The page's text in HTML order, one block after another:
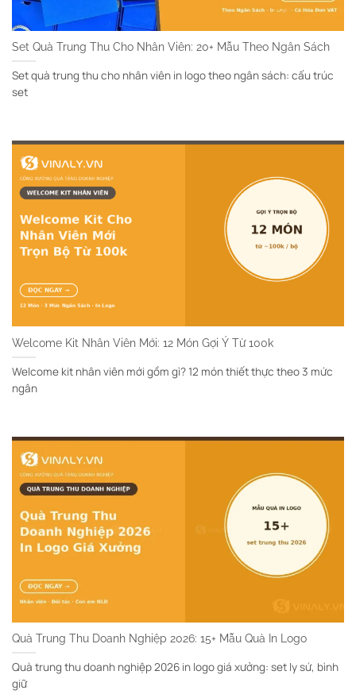
Set Quà Trung Thu Cho Nhân Viên: 20+ Mẫu Theo Ngân Sách
Set quà trung thu cho nhân viên in logo theo ngân sách: cấu trúc
set
Welcome Kit Nhân Viên Mới: 12 Món Gợi Ý Từ 100k
Welcome kit nhân viên mới gồm gì? 12 món thiết thực theo 3 mức
ngân
Quà Trung Thu Doanh Nghiệp 2026: 15+ Mẫu Quà In Logo
Quà trung thu doanh nghiệp 2026 in logo giá xưởng: set ly sứ, bình
giữ